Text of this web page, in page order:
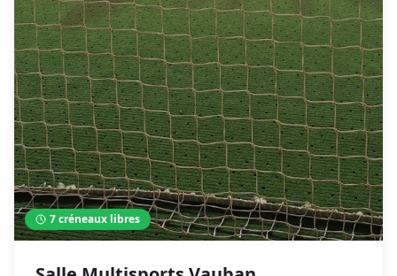
7créneaux libres